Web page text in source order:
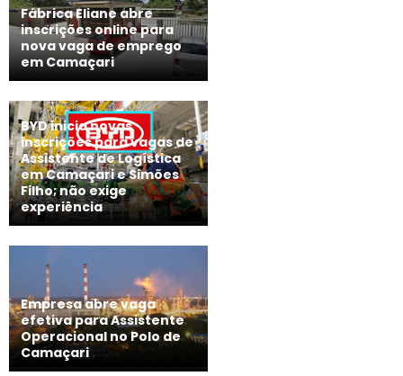
Fábrica Eliane abre
inscrições online para
nova vaga de emprego
em Camaçari
BYD inicia novas
inscrições para vagas de
Assistente de Logística
em Camaçari e Simões
Filho; não exige
experiência
Empresa abre vaga
efetiva para Assistente
Operacional no Polo de
Camaçari